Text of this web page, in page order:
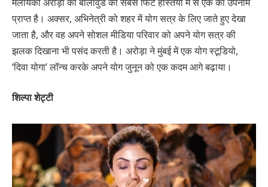
प्राप्त है। अक्सर, अभिनेत्री को शहर में योग सत्र के लिए जाते हुए देखा
जाता है, और वह अपने सोशल मीडिया परिवार को अपने योग सत्र की
झलक दिखाना भी पसंद करती है। अरोड़ा ने मुंबई में एक योग स्टूडियो,
‘दिवा योगा’ लॉन्च करके अपने योग जुनून को एक कदम आगे बढ़ाया।
शिल्पा शेट्टी